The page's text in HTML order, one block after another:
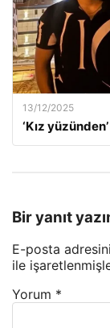
13/12/2025
‘Kız
Bir yanıt
E-posta
ile
Yorum *